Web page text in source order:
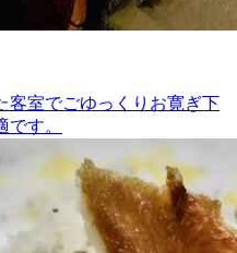
客室でごゆっくりお寛ぎ下
す。